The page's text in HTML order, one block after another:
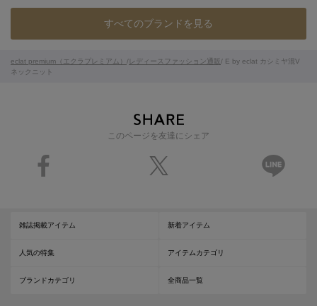
このページを友達にシェア
すべてのブランドを見る
eclat premium（エクラプレミアム） /レディースファッション通販/ E by eclat カシミヤ混V
ネックニット
雑誌掲載アイテム 新着アイテム
人気の特集 アイテムカテゴリ
ブランドカテゴリ 全商品一覧